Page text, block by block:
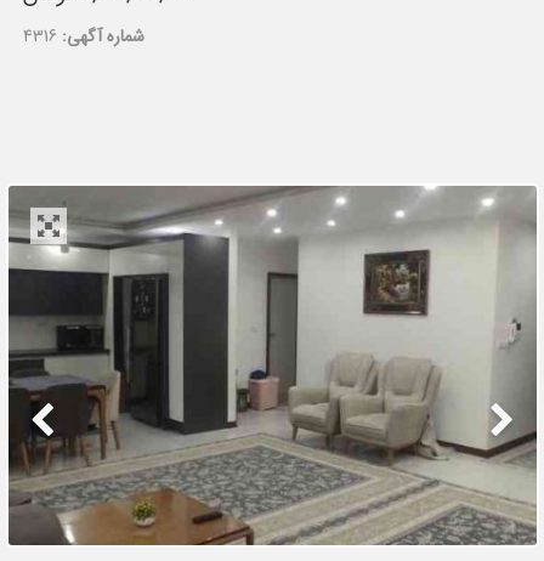
شماره آگهی: 4316